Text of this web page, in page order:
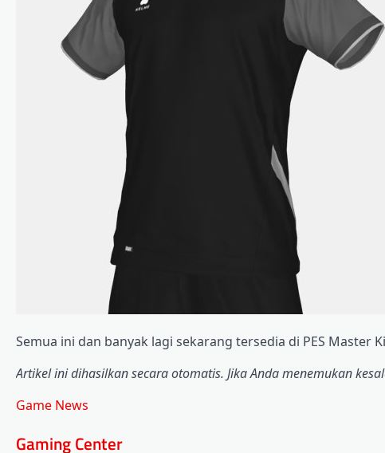
Semua ini dan banyak lagi sekarang tersedia di PES Master
Artikel ini dihasilkan secara otomatis. Jika Anda menemukan
Game News
Gaming Center